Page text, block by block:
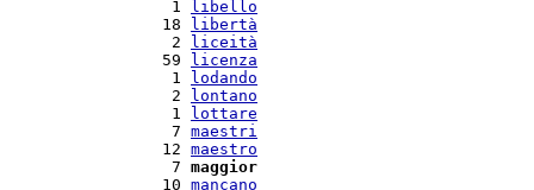
   1
libello
  18
libertà
   2
liceità
  59
licenza
   1
lodando
   2
lontano
   1
lottare
   7
maestri
  12
maestro
   7
maggior
  10
mancano